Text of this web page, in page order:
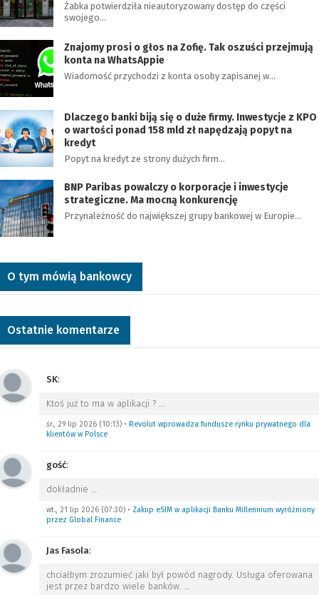
Żabka potwierdziła nieautoryzowany dostęp do części
swojego…
Znajomy prosi o głos na Zofię. Tak oszuści przejmują
konta na WhatsAppie
Wiadomość przychodzi z konta osoby zapisanej w…
Dlaczego banki biją się o duże firmy. Inwestycje z KPO
o wartości ponad 158 mld zł napędzają popyt na
kredyt
Popyt na kredyt ze strony dużych firm…
BNP Paribas powalczy o korporacje i inwestycje
strategiczne. Ma mocną konkurencję
Przynależność do największej grupy bankowej w Europie…
O tym mówią bankowcy
Ostatnie komentarze
SK:
Ktoś już to ma w aplikacji ? …
śr., 29 lip 2026 (10:13) • Revolut wprowadza fundusze rynku prywatnego dla
klientów w Polsce
gość:
dokładnie …
wt., 21 lip 2026 (07:30) • Zakup eSIM w aplikacji Banku Millennium wyróżniony
przez Global Finance
Jas Fasola:
chciałbym zrozumieć jaki był powód nagrody. Usługa oferowana
jest przez bardzo wiele banków. …